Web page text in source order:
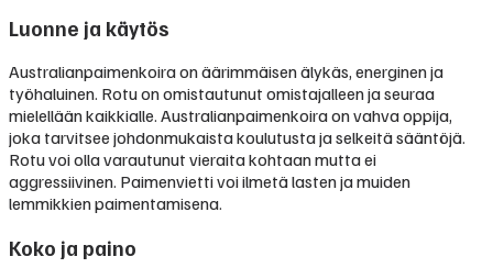
Luonne ja käytös
Australianpaimenkoira on äärimmäisen älykäs, energinen ja
työhaluinen. Rotu on omistautunut omistajalleen ja seuraa
mielellään kaikkialle. Australianpaimenkoira on vahva oppija,
joka tarvitsee johdonmukaista koulutusta ja selkeitä sääntöjä.
Rotu voi olla varautunut vieraita kohtaan mutta ei
aggressiivinen. Paimenvietti voi ilmetä lasten ja muiden
lemmikkien paimentamisena.
Koko ja paino